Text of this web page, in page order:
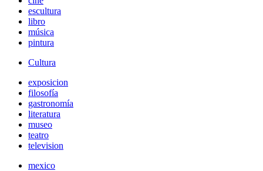
escultura
libro
música
pintura
Cultura
exposicion
filosofía
gastronomía
literatura
museo
teatro
television
mexico